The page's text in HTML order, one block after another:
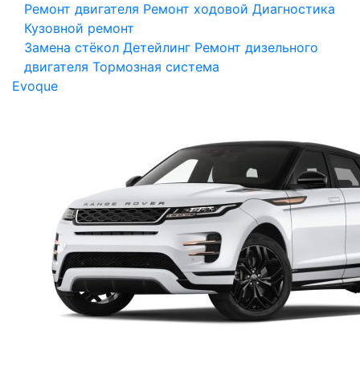
Ремонт двигателя Ремонт ходовой Диагностика
Кузовной ремонт
Замена стёкол Детейлинг Ремонт дизельного
двигателя Тормозная система
Evoque